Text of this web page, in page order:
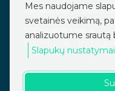
Mes naudojame
svetainės veikimą,
analizuotume srautą
Slapukų nustatymai
SOCIALINIAI TINKLAI
Facebook
© Klimato vektoriai